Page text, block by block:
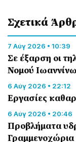
Σχετικά
7 Αύγ 2026 • 10:39
Σε έξαρση οι
Νομού
6 Αύγ 2026 • 22:12
Εργασίες
6 Αύγ 2026 • 20:46
Προβλήματα
Γραμμενοχώρια